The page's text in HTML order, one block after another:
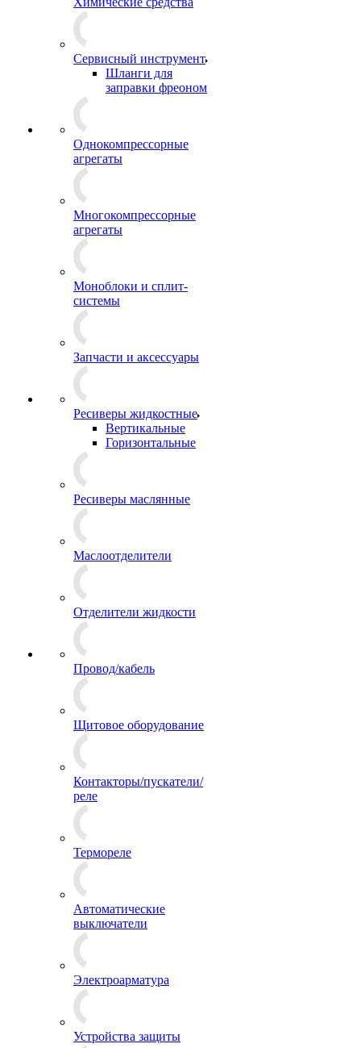
Сервисный инструмент
Шланги для
заправки фреоном
Однокомпрессорные
агрегаты
Многокомпрессорные
агрегаты
Моноблоки и сплит-
системы
Запчасти и аксессуары
Ресиверы жидкостные
Вертикальные
Горизонтальные
Ресиверы маслянные
Маслоотделители
Отделители жидкости
Провод/кабель
Щитовое оборудование
Контакторы/пускатели/
реле
Термореле
Автоматические
выключатели
Электроарматура
Устройства защиты